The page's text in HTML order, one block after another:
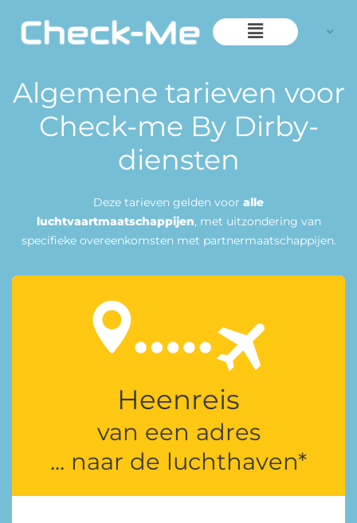
naar
Main
Menu
Algemene tarieven voor
Check-me By Dirby-
diensten
Deze tarieven gelden voor alle
luchtvaartmaatschappijen, met uitzondering van
specifieke overeenkomsten met partnermaatschappijen.
Heenreis
van een adres
... naar de luchthaven*